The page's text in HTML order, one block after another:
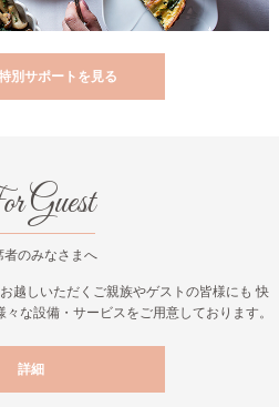
別サポートを見る
Guest
者のみなさまへ
越しいただくご親族やゲストの皆様にも 快
な設備・サービスをご用意しております。
詳細